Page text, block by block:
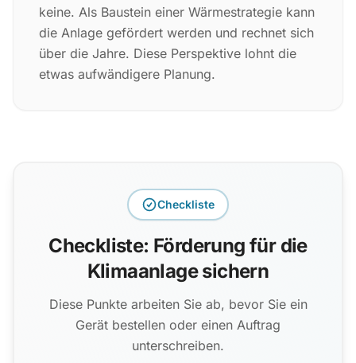
keine. Als Baustein einer Wärmestrategie kann
die Anlage gefördert werden und rechnet sich
über die Jahre. Diese Perspektive lohnt die
etwas aufwändigere Planung.
Checkliste
Checkliste: Förderung für die
Klimaanlage sichern
Diese Punkte arbeiten Sie ab, bevor Sie ein
Gerät bestellen oder einen Auftrag
unterschreiben.